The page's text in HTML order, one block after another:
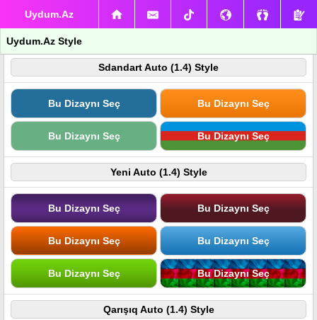
Uydum.Az
Uydum.Az Style
Sdandart Auto (1.4) Style
Bu Dizaynı Seç Bu Dizaynı Seç
Bu Dizaynı Seç Bu Dizaynı Seç
Yeni Auto (1.4) Style
Bu Dizaynı Seç Bu Dizaynı Seç
Bu Dizaynı Seç Bu Dizaynı Seç
Bu Dizaynı Seç Bu Dizaynı Seç
Qarışıq Auto (1.4) Style